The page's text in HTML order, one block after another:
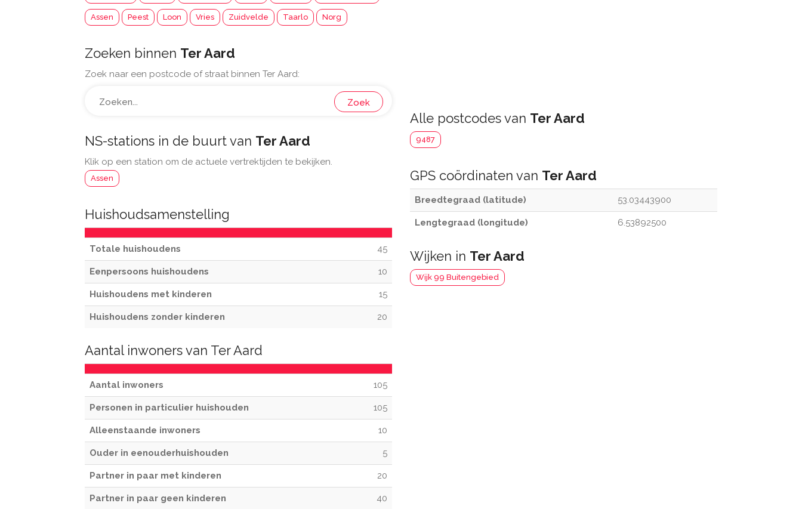
Assen Peest Loon Vries Zuidvelde Taarlo Norg
Zoeken binnen Ter Aard
Zoek naar een postcode of straat binnen Ter Aard:
Zoek
NS-stations in de buurt van Ter Aard
Klik op een station om de actuele vertrektijden te bekijken.
Assen
Huishoudsamenstelling
Totale huishoudens 45
Eenpersoons huishoudens 10
Huishoudens met kinderen 15
Huishoudens zonder kinderen 20
Aantal inwoners van Ter Aard
Aantal inwoners 105
Personen in particulier huishouden 105
Alleenstaande inwoners 10
Ouder in eenouderhuishouden 5
Partner in paar met kinderen 20
Partner in paar geen kinderen 40
Alle postcodes van Ter Aard
9487
GPS coördinaten van Ter Aard
Breedtegraad (latitude) 53.03443900
Lengtegraad (longitude) 6.53892500
Wijken in Ter Aard
Wijk 99 Buitengebied